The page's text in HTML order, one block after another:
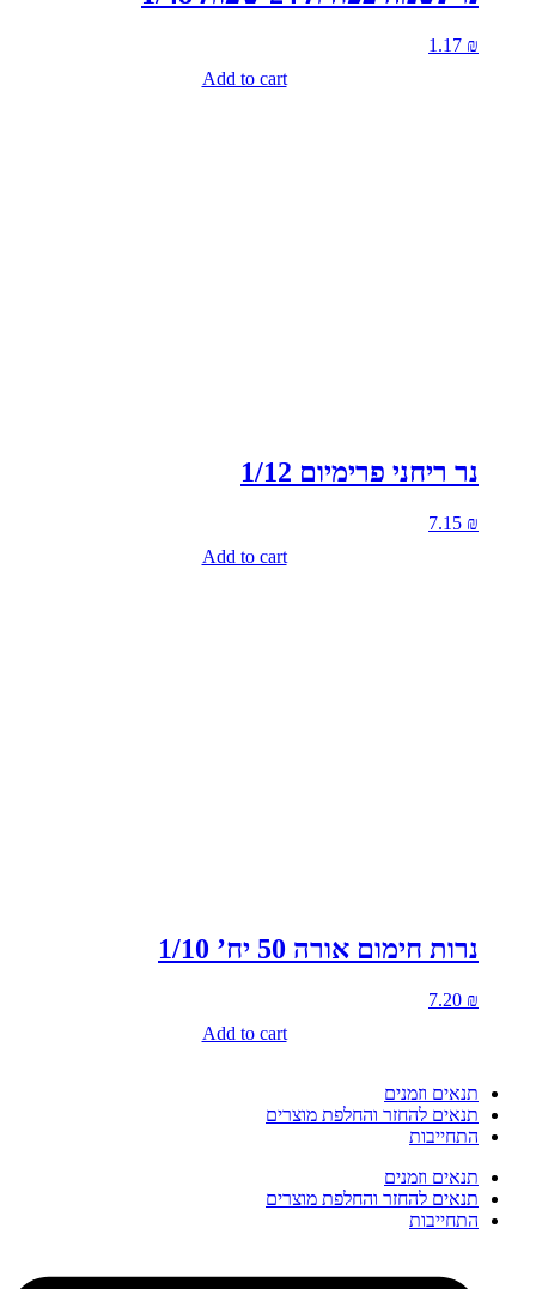
1.17 ₪
Add to cart
נר ריחני פרימיום 1/12
7.15 ₪
Add to cart
נרות חימום אורה 50 יח’ 1/10
7.20 ₪
Add to cart
תנאים וזמנים
תנאים להחזר והחלפת מוצרים
התחייבות
תנאים וזמנים
תנאים להחזר והחלפת מוצרים
התחייבות